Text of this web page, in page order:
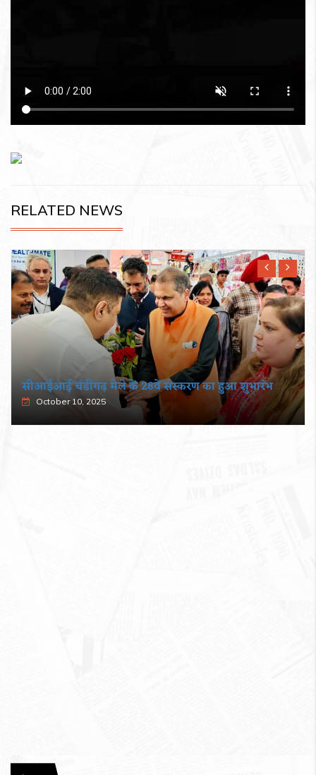
RELATED NEWS
सीआईआई चंडीगढ़ मेले के 28वें संस्करण का हुआ शुभारंभ
October 10, 2025